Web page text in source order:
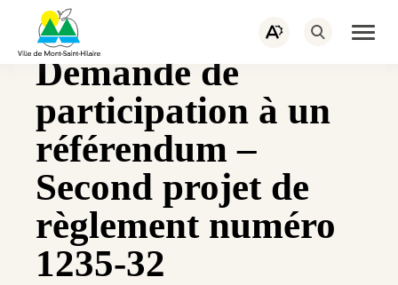
Ouvrez
Ouvrir
la
Demande de
participation à un
référendum –
Second projet de
règlement numéro
1235-32